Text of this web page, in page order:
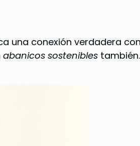
una conexión verdadera
abanicos sostenibles